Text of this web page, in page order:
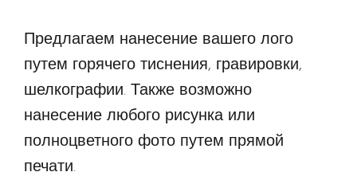
Предлагаем нанесение вашего лого
путем горячего тиснения, гравировки,
шелкографии. Также возможно
нанесение любого рисунка или
полноцветного фото путем прямой
печати.